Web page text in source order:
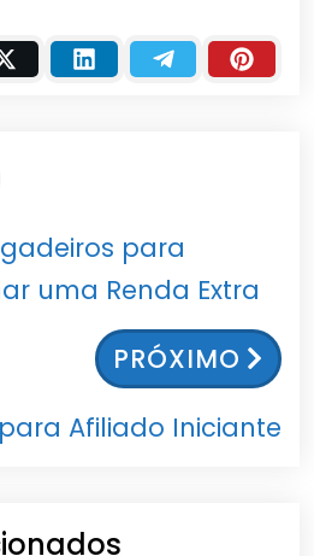
para
uma Renda Extra
PRÓXIMO
Afiliado Iniciante